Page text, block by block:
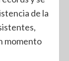
de la
momento